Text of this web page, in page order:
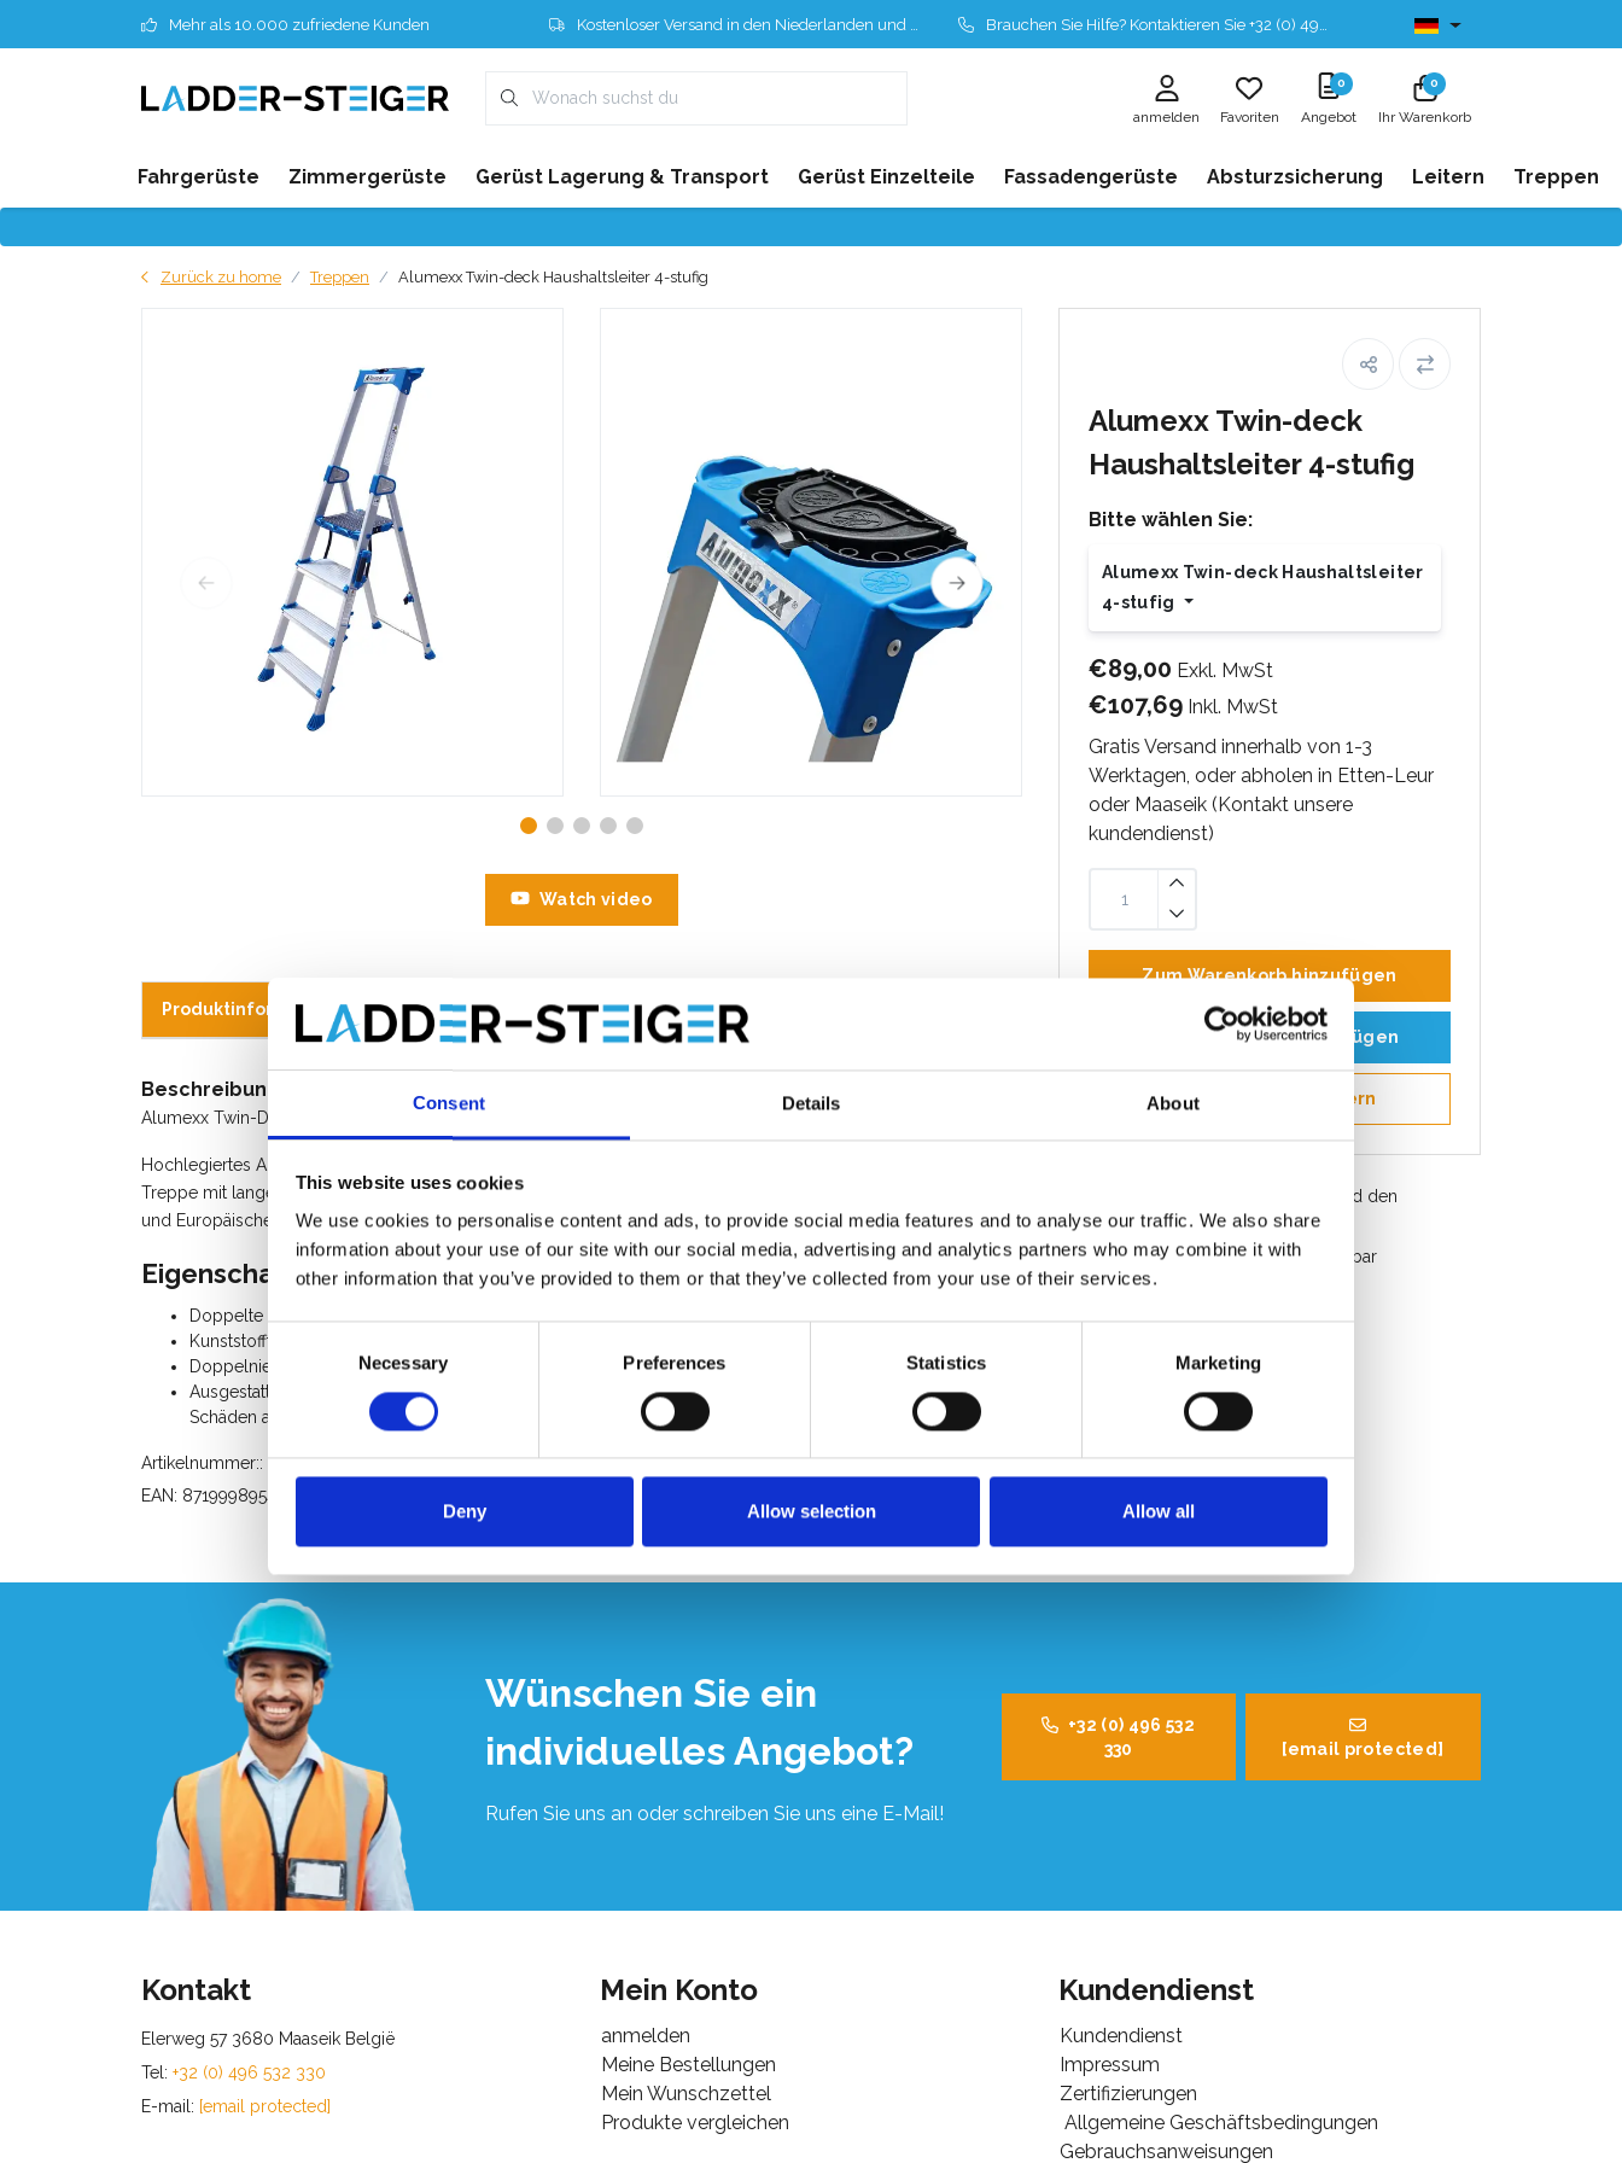
Consent Details About
This website uses cookies
We use cookies to personalise content and ads, to provide social media features and to analyse our traffic. We also share
information about your use of our site with our social media, advertising and analytics partners who may combine it with
other information that you’ve provided to them or that they’ve collected from your use of their services.
Consent
Selection
Necessary Preferences Statistics Marketing
Deny Allow selection Allow all
Mehr als 10.000 zufriedene Kunden Kostenloser Versand in den Niederlanden und Belgien Brauchen Sie Hilfe? Kontaktieren Sie +32 (0) 496 532 330 Ab lager lieferbar
anmelden Favoriten
0
Angebot
0
Ihr Warenkorb
Fahrgerüste Zimmergerüste Gerüst Lagerung & Transport Gerüst Einzelteile Fassadengerüste Absturzsicherung Leitern Treppen
Zurück zu home Treppen Alumexx Twin-deck Haushaltsleiter 4-stufig
Alumexx Twin-deck
Haushaltsleiter 4-stufig
Bitte wählen Sie:
Alumexx Twin-deck Haushaltsleiter
4-stufig
€89,00 Exkl. MwSt
€107,69 Inkl. MwSt
Gratis Versand innerhalb von 1-3
Werktagen, oder abholen in Etten-Leur
oder Maaseik (Kontakt unsere
kundendienst)
Zum Warenkorb hinzufügen
Zum Angebot hinzufügen
Als Favorit speichern
Kostenloser Versand in Belgien und den
Niederlanden
Schneller Service. Ab Lager verfügbar
Professionelle Beratung
Kundenbewertung 9.2/10
Watch video
Produktinformation Ähnliche Produkte Eigenschaften
Beschreibung
Alumexx Twin-Deck® eine sehr robuste hochwertige Haushaltsleiter.
Hochlegiertes Aluminium kombiniert mit Kunststoffteilen machen das Twindeck zu einer benutzerfreundlichen
Treppe mit langer Lebensdauer. Darüber hinaus erfüllt diese Treppe auch alle erforderlichen Niederländischen
und Europäischen Normen.
Eigenschaften:
Doppelte Standfläche für mehr Standanpassung.
Kunststoffteile als Aufprallschutz für Karosserieteile.
Doppelnietverbindungen für längere Lebensdauer.
Ausgestattet mit extra großen Weichgummifüßen für Parkettböden. Dies schafft mehr Grip und verhindert
Schäden an jedem Boden.
Artikelnummer:: AX10060101
EAN: 8719998954944
Wünschen Sie ein
individuelles Angebot?
Rufen Sie uns an oder schreiben Sie uns eine E-Mail!
+32 (0) 496 532
330
[email protected]
Kontakt
Elerweg 57 3680 Maaseik België
Tel: +32 (0) 496 532 330
E-mail: [email protected]
Mein Konto
anmelden
Meine Bestellungen
Mein Wunschzettel
Produkte vergleichen
Kundendienst
Kundendienst
Impressum
Zertifizierungen
Allgemeine Geschäftsbedingungen
Gebrauchsanweisungen